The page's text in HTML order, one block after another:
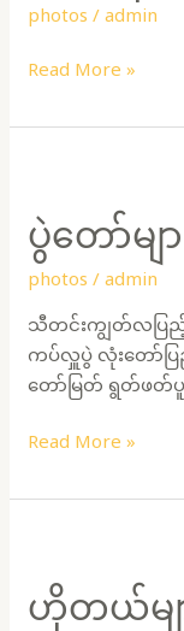
photos /admin
အဆောက်အဦး
Read More »
ပွဲတော်မျာ
photos /admin
သီတင်းကျွတ်လပြည့်
ကပ်လှူပွဲ လုံးတော်ပ
တော်မြတ် ရွတ်ဖတ်ပူ
Read More »
ဟိုတယ်မျ